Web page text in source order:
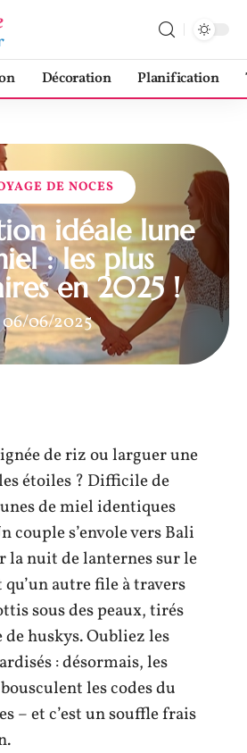
Décoration Planification
DE NOCES
idéale lune
: les plus
en 2025 !
06/06/2025
de riz ou larguer une
étoiles ? Difficile de
de miel identiques
couple s’envole vers Bali
nuit de lanternes sur le
autre file à travers
sous des peaux, tirés
huskys. Oubliez les
: désormais, les
les codes du
– et c’est un souffle frais